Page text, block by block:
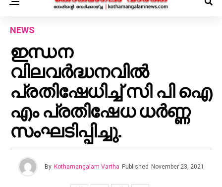
NEWS
ഇന്ധന
വിലവർദ്ധനവിൽ
പ്രതിഷേധിച്ച് സി പി ഐ
എം പ്രതിഷേധ ധർണ്ണ
സംഘടിപ്പിച്ചു.
By Kothamangalam Vartha Published November 23, 2021